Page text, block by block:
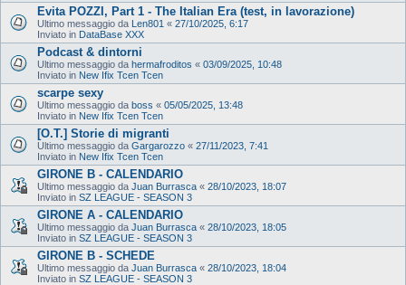
Evita POZZI, Part 1 - The Italian Era (test, in lavorazione)
Ultimo messaggio da Len801 « 27/10/2025, 6:17
Inviato in DataBase XXX
Podcast & dintorni
Ultimo messaggio da hermafroditos « 03/09/2025, 10:48
Inviato in New Ifix Tcen Tcen
scarpe sexy
Ultimo messaggio da boss « 05/05/2025, 13:48
Inviato in New Ifix Tcen Tcen
[O.T.] Storie di migranti
Ultimo messaggio da Gargarozzo « 27/11/2023, 7:41
Inviato in New Ifix Tcen Tcen
GIRONE B - CALENDARIO
Ultimo messaggio da Juan Burrasca « 28/10/2023, 18:07
Inviato in SZ LEAGUE - SEASON 3
GIRONE A - CALENDARIO
Ultimo messaggio da Juan Burrasca « 28/10/2023, 18:05
Inviato in SZ LEAGUE - SEASON 3
GIRONE B - SCHEDE
Ultimo messaggio da Juan Burrasca « 28/10/2023, 18:04
Inviato in SZ LEAGUE - SEASON 3